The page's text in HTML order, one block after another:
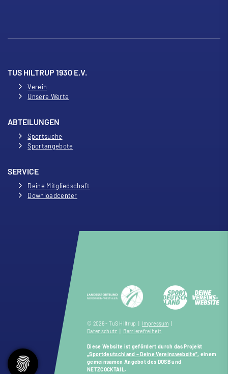
TUS HILTRUP 1930 E.V.
Verein
Unsere Werte
ABTEILUNGEN
Sportsuche
Sportangebote
SERVICE
Deine Mitgliedschaft
Downloadcenter
© 2026 - TuS Hiltrup | Impressum|
Datenschutz
Barrierefreiheit
Diese Website ist gefördert durch das Projekt
„Sportdeutschland – Deine Vereinswebsite”, einem
gemeinsamen Angebot des DOSB und
NETZCOCKTAIL.